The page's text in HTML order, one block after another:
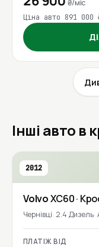
₴/міс
Ціна авто 891 000
Інші авто в
2012
VolvoXC60·
Чернівці 2.4 Дизель
ПЛАТІЖ ВІД